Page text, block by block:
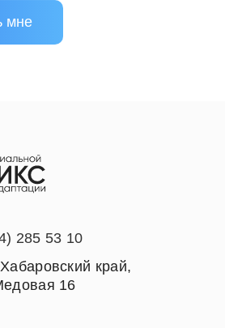
мне
285 53 10
Хабаровский край,
16